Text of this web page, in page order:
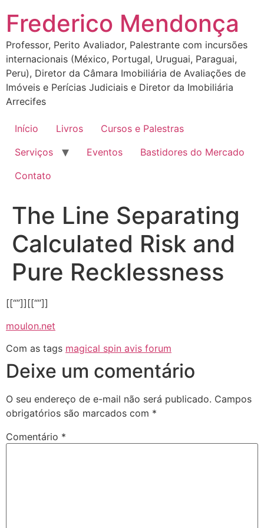
para
conteúdo
Frederico Mendonça
Professor, Perito Avaliador, Palestrante com incursões
internacionais (México, Portugal, Uruguai, Paraguai,
Peru), Diretor da Câmara Imobiliária de Avaliações de
Imóveis e Perícias Judiciais e Diretor da Imobiliária
Arrecifes
Início Livros
Cursos e Palestras
Serviços
Eventos
Bastidores do Mercado
Contato
The Line Separating
Calculated Risk and
Pure Recklessness
[[“”]][[“”]]
moulon.net
Com as tags magical spin avis forum
Deixe um comentário
O seu endereço de e-mail não será publicado. Campos
obrigatórios são marcados com *
Comentário *